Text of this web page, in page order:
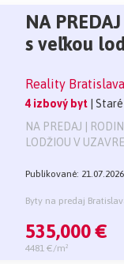
NA
s veľkou
Reality
4 izbový byt |
NA PREDAJ |
LODŽIOU V
Publikované: 21.07.2026
Byty na predaj
535,000 €
4481 €/m²